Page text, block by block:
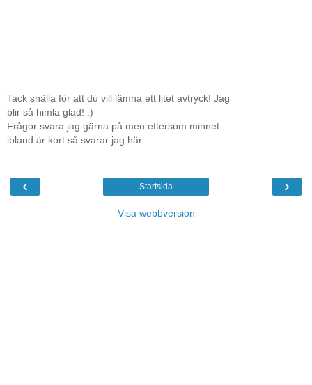
Tack snälla för att du vill lämna ett litet avtryck! Jag
blir så himla glad! :)
Frågor svara jag gärna på men eftersom minnet
ibland är kort så svarar jag här.
‹ ›
Startsida
Visa webbversion